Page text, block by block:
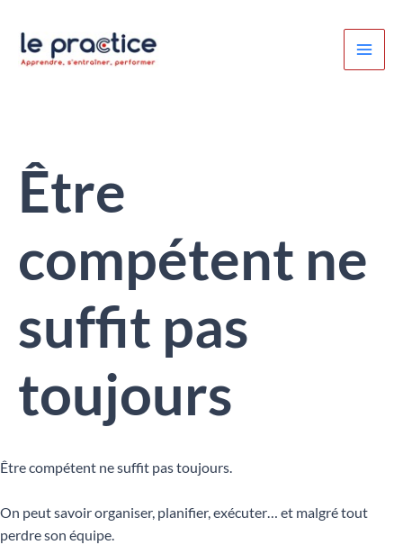
contenu
Être
compétent ne
suffit pas
toujours
Être compétent ne suffit pas toujours.
On peut savoir organiser, planifier, exécuter… et malgré tout
perdre son équipe.